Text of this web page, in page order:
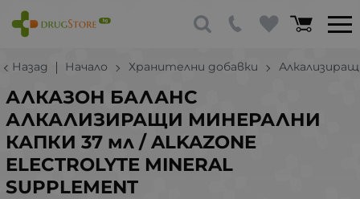
Назад Начало Хранителни добавки
АЛКАЗОН БАЛАНС
АЛКАЛИЗИРАЩИ МИНЕРАЛНИ
КАПКИ 37 мл / ALKAZONE
ELECTROLYTE MINERAL
SUPPLEMENT